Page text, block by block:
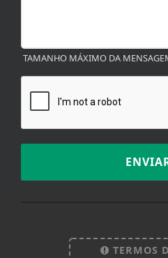
TAMANHO MÁXIMO DA
TERMOS
entendemos que você
de Uso e Privacidade.